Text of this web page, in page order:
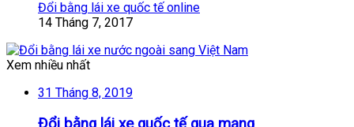
Đổi bằng lái xe quốc tế online
14 Tháng 7, 2017
Xem nhiều nhất
31 Tháng 8, 2019
Đổi bằng lái xe quốc tế qua mạng